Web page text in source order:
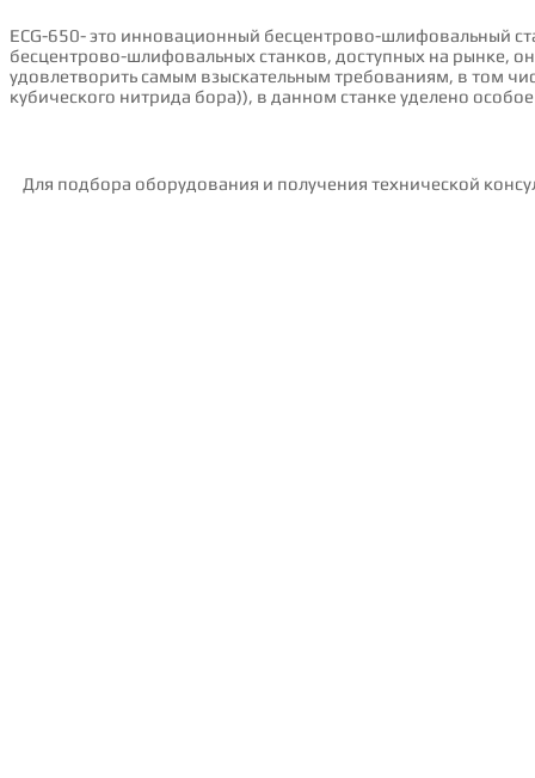
ECG-650- это инновационный бесцентрово-шлифовальный
бесцентрово-шлифовальных станков, доступных на рынке,
удовлетворить самым взыскательным требованиям, в том
кубического нитрида бора)), в данном станке уделено
Для подбора оборудования и получения технической